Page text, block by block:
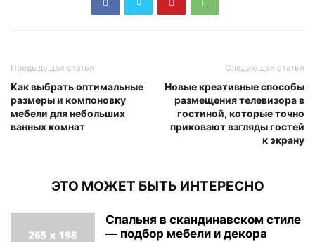
Предыдущая статья
Как выбрать оптимальные
размеры и компоновку
мебели для небольших
ванных комнат
Следующая статья
Новые креативные способы
размещения телевизора в
гостиной, которые точно
приковают взгляды гостей
к экрану
ЭТО МОЖЕТ БЫТЬ ИНТЕРЕСНО
Спальня в скандинавском стиле
— подбор мебели и декора